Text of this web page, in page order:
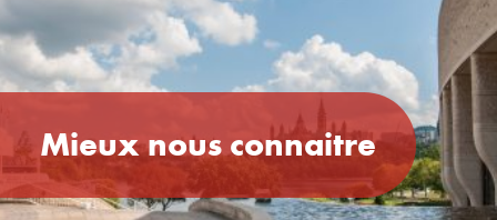
Mieux nous connaitre